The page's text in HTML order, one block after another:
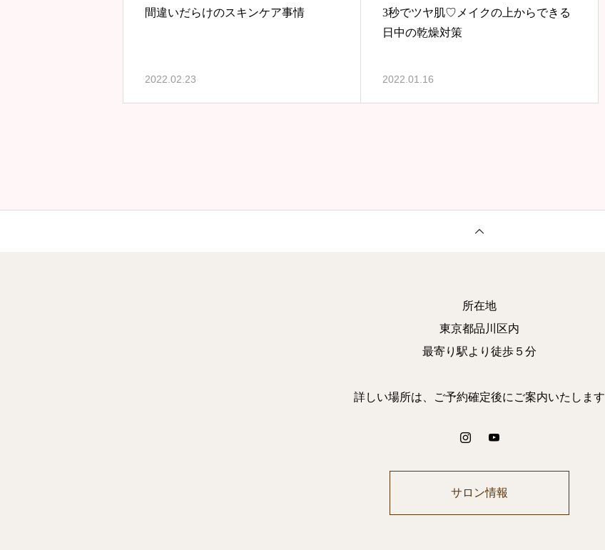
間違いだらけのスキンケア事情
2022.02.23
3秒でツヤ肌♡メイクの上からできる
日中の乾燥対策
2022.01.16
所在地
東京都品川区内
最寄り駅より徒歩５分
詳しい場所は、ご予約確定後にご案内いたします
サロン情報